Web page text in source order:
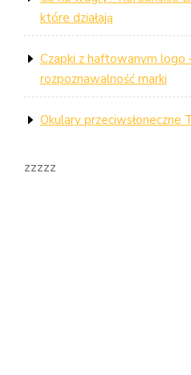
które działają
Czapki z haftowanym
rozpoznawalność marki
Okulary przeciwsłoneczne
zzzzz